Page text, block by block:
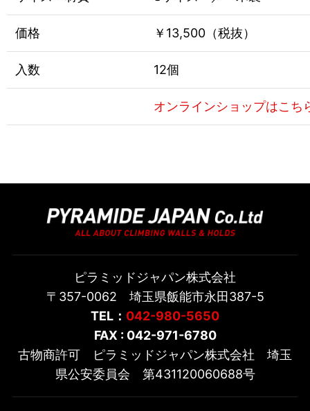
価格 ￥13,500（税抜）
入数 12個
オンラインショップはこち
ピラミッドジャパン株式会社
〒357-0062 埼玉県飯能市永田387-5
TEL： 042-980-5650
FAX : 042-971-6780
古物商許可 ピラミッドジャパン株式会社 埼玉
県公安委員会 第431120060688号